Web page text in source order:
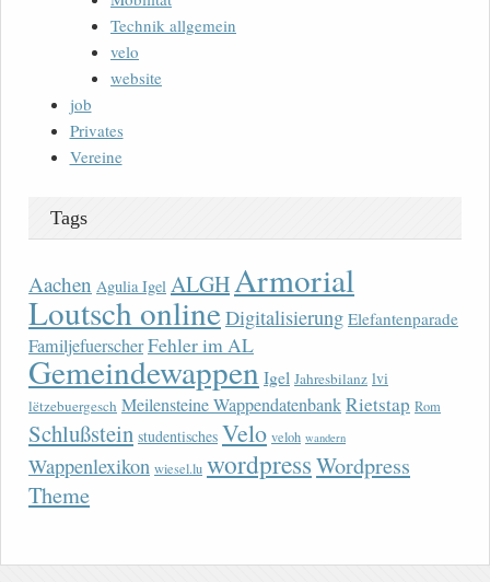
Technik allgemein
velo
website
job
Privates
Vereine
Tags
Aachen Agulia Igel ALGHArmorial
Loutsch onlineDigitalisierung Elefantenparade
FamiljefuerscherFehler im AL
Gemeindewappen Igel Jahresbilanz lvi
lëtzebuergesch Meilensteine WappendatenbankRietstap Rom
Schlußstein studentisches Velo veloh wandern
Wappenlexikon wiesel.lu wordpressWordpress
Theme